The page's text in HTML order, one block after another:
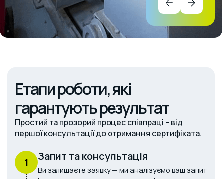
Етапи роботи, які
гарантують результат
Простий та прозорий процес співпраці – від
першої консультації до отримання сертифіката.
1 Запит та консультація
Ви залишаєте заявку — ми аналізуємо ваш запит